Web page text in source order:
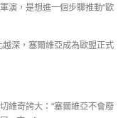
演，是想進一個步驟推動“歐
深，塞爾維亞成為歐盟正式
維奇誇大：“塞爾維亞不會廢